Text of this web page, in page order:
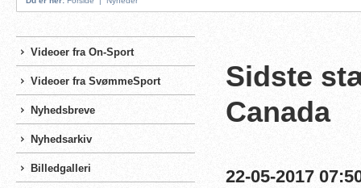
Videoer fra On-Sport
Videoer fra SvømmeSport
Nyhedsbreve
Nyhedsarkiv
Billedgalleri
Sidste
Canada
22-05-2017